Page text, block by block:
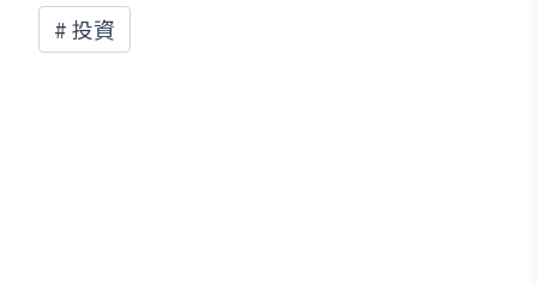
#投資